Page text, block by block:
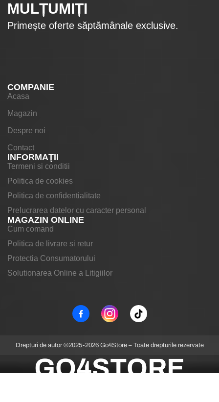
MULȚUMIȚI
Primește oferte săptămânale exclusive.
COMPANIE
Acasa
Magazin
Despre noi
Contact
INFORMAŢII
Termeni si conditii
Politica de cookies
Politica de confidentialitate
Prelucrarea datelor cu caracter personal
MAGAZIN ONLINE
Cum comand
Politica de livrare si retur
Protectia Consumatorului
Solutionarea Online a Litigiilor
Drepturi de autor ©2025-2026 Go4Store – Toate drepturile rezervate
GO4STORE